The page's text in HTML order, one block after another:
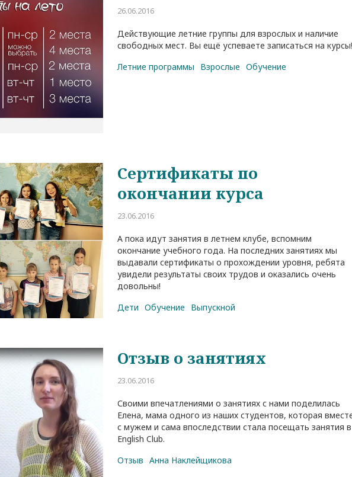
26.06.2016
Действующие летние группы для взрослых и наличие
свободных мест. Вы ещё успеваете записаться на курсы!
Летние программы
Взрослые Обучение
Сертификаты по
окончании курса
23.06.2016
А пока идут занятия в летнем клубе, вспомним
окончание учебного года. На последних занятиях мы
выдавали сертификаты о прохождении уровня, ребята
увидели результаты своих трудов и оказались очень
довольны!
Дети Обучение Выпускной
Отзыв о занятиях
23.06.2016
Своими впечатлениями о занятиях с нами поделилась
Елена, мама одного из наших студентов, которая
с мужем и сама впоследствии стала посещать занятия в
English Club.
Отзыв Анна Наклейщикова